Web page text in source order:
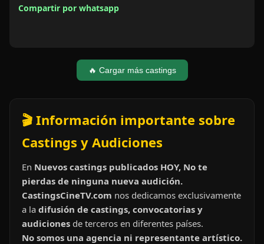
Compartir por whatsapp
🔥 Cargar más castings
🎬 Información importante sobre
Castings y Audiciones
En Nuevos castings publicados HOY, No te
pierdas de ninguna nueva audición.
CastingsCineTV.com nos dedicamos exclusivamente
a la difusión de castings, convocatorias y
audiciones de terceros en diferentes países.
No somos una agencia ni representante artístico.